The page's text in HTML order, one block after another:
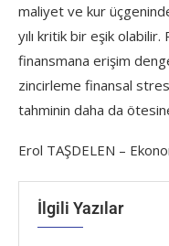
maliyet ve kur
yılı kritik bir eşik
finansmana erişim
zincirleme finansal
tahminin daha da
Erol TAŞDELEN –
İlgili Yazılar